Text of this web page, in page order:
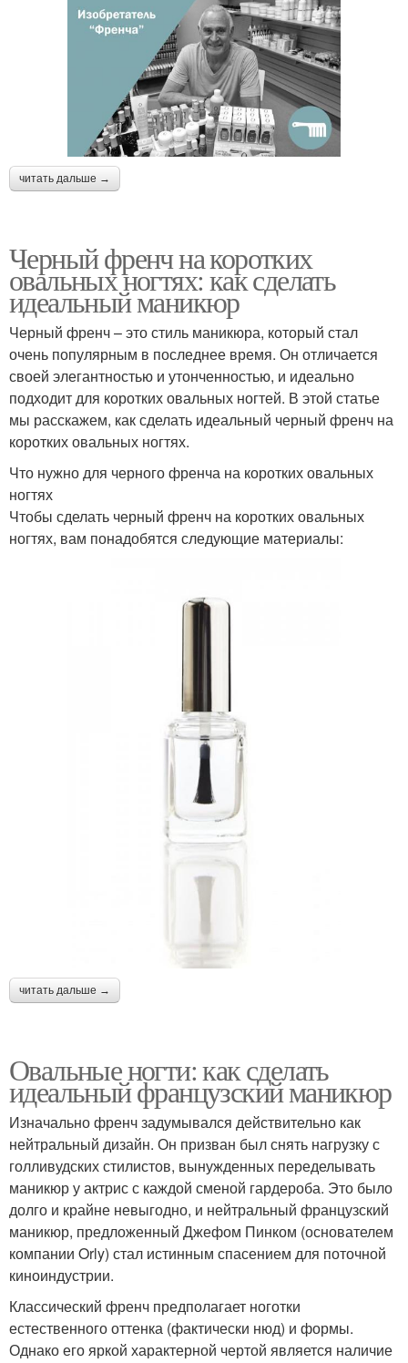
читать дальше →
Черный френч на коротких
овальных ногтях: как сделать
идеальный маникюр
Черный френч – это стиль маникюра, который стал
очень популярным в последнее время. Он отличается
своей элегантностью и утонченностью, и идеально
подходит для коротких овальных ногтей. В этой статье
мы расскажем, как сделать идеальный черный френч на
коротких овальных ногтях.
Что нужно для черного френча на коротких овальных
ногтях
Чтобы сделать черный френч на коротких овальных
ногтях, вам понадобятся следующие материалы:
читать дальше →
Овальные ногти: как сделать
идеальный французский маникюр
Изначально френч задумывался действительно как
нейтральный дизайн. Он призван был снять нагрузку с
голливудских стилистов, вынужденных переделывать
маникюр у актрис с каждой сменой гардероба. Это было
долго и крайне невыгодно, и нейтральный французский
маникюр, предложенный Джефом Пинком (основателем
компании Orly) стал истинным спасением для поточной
киноиндустрии.
Классический френч предполагает ноготки
естественного оттенка (фактически нюд) и формы.
Однако его яркой характерной чертой является наличие